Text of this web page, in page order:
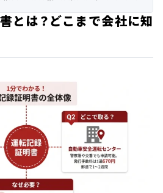
とは？どこまで会社に知